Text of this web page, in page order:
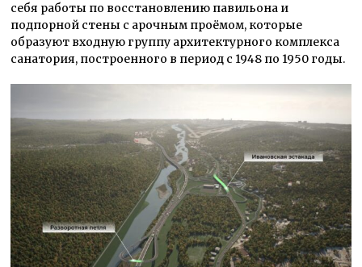
себя работы по восстановлению павильона и
подпорной стены с арочным проёмом, которые
образуют входную группу архитектурного комплекса
санатория, построенного в период с 1948 по 1950 годы.